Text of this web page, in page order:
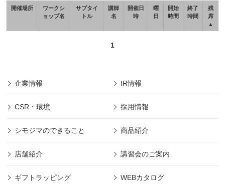
開催場所
ワークシ
ョップ名
サブタイ
トル
講師
名
開催日
時
曜
日
開始
時間
終了
時間
残
席
▲
1
企業情報 IR情報
CSR・環境 採用情報
シモジマのできること 商品紹介
店舗紹介 講習会のご案内
ギフトラッピング WEBカタログ